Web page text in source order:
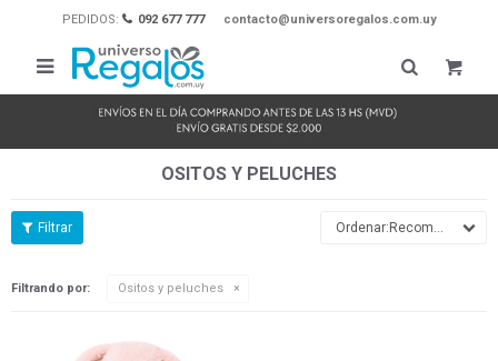
PEDIDOS: 092 677 777 contacto@universoregalos.com.uy

OSITOS Y PELUCHES
Recomendados
Filtrando por: Ositos y peluches